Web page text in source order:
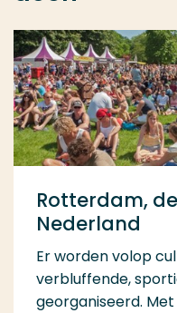
Rotterdam,
Nederland
Er worden volop
verbluffende,
georganiseerd.